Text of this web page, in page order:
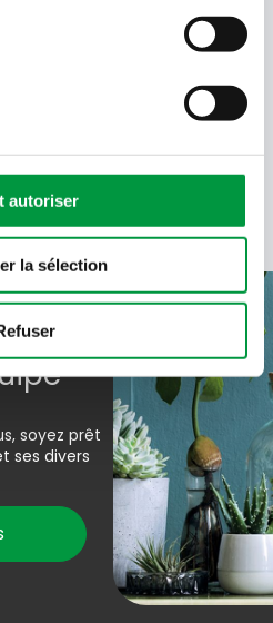
autoriser
la sélection
code est dans l'image ?
e-mail, vous acceptez de
Cactus et acceptez la politique de
soyez prêt
ses divers